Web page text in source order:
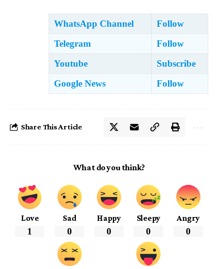
WhatsApp Channel
Follow
Telegram
Follow
Youtube
Subscribe
Google News
Follow
Share This Article
What do you think?
Love
1
Sad
0
Happy
0
Sleepy
0
Angry
0